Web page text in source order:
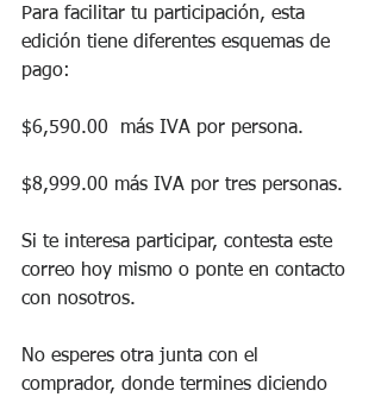
Para facilitar tu participación, esta
edición tiene diferentes esquemas de
pago:
$6,590.00  más IVA por persona.
$8,999.00 más IVA por tres personas.
Si te interesa participar, contesta este
correo hoy mismo o ponte en contacto
con nosotros.
No esperes otra junta con el
comprador, donde termines diciendo